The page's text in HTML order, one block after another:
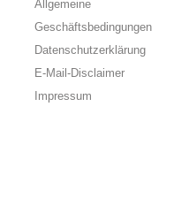
Allgemeine
Geschäftsbedingungen
Datenschutzerklärung
E-Mail-Disclaimer
Impressum